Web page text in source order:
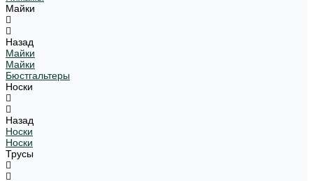
Майки
Назад
Майки
Майки
Бюстгальтеры
Носки
Назад
Носки
Носки
Трусы